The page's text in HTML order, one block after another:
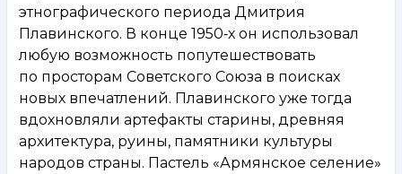
этнографического периода Дмитрия
Плавинского. В конце 1950‑х он использовал
любую возможность попутешествовать
по просторам Советского Союза в поисках
новых впечатлений. Плавинского уже тогда
вдохновляли артефакты старины, древняя
архитектура, руины, памятники культуры
народов страны. Пастель «Армянское селение»